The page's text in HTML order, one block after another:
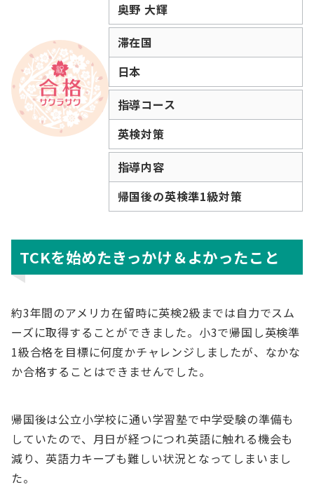
奥野 大輝
滞在国
日本
指導コース
英検対策
指導内容
帰国後の英検準1級対策
TCKを始めたきっかけ＆よかったこと
約3年間のアメリカ在留時に英検2級までは自力でスム
ーズに取得することができました。小3で帰国し英検準
1級合格を目標に何度かチャレンジしましたが、なかな
か合格することはできませんでした。
帰国後は公立小学校に通い学習塾で中学受験の準備も
していたので、月日が経つにつれ英語に触れる機会も
減り、英語力キープも難しい状況となってしまいまし
た。